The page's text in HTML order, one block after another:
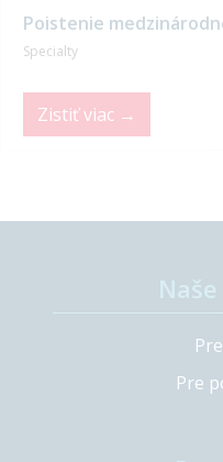
Poistenie
Specialty
Zistiť viac →
Pre